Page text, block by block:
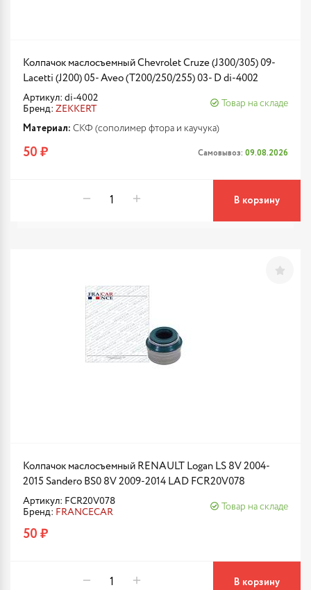
Колпачок маслосъемный Chevrolet Cruze (J300/305) 09-
Lacetti (J200) 05- Aveo (T200/250/255) 03- D di-4002
Артикул: di-4002
Бренд: ZEKKERT
Товар на складе
Материал: СКФ (сополимер фтора и каучука)
50 ₽ Самовывоз: 09.08.2026
В корзину
Колпачок маслосъемный RENAULT Logan LS 8V 2004-
2015 Sandero BS0 8V 2009-2014 LAD FCR20V078
Артикул: FCR20V078
Бренд: FRANCECAR
Товар на складе
50 ₽
В корзину